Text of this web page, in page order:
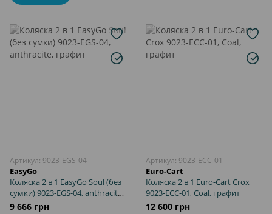
Артикул: 9023-EGS-04
EasyGo
Коляска 2 в 1 EasyGo Soul (без
сумки) 9023-EGS-04, anthracite,
графит
9 666 грн
Артикул: 9023-ECC-01
Euro-Cart
Коляска 2 в 1 Euro-Cart Crox
9023-ECC-01, Coal, графит
12 600 грн